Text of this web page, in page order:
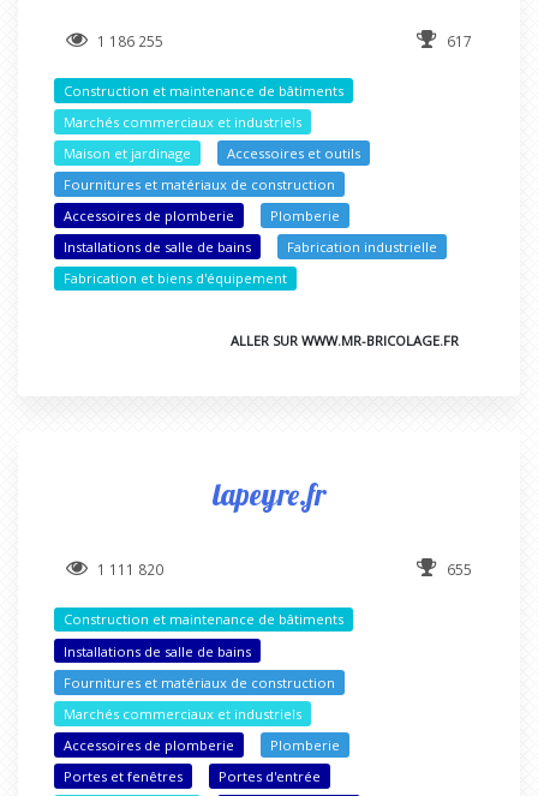
1 186 255 617
Construction et maintenance de bâtiments
Marchés commerciaux et industriels
Maison et jardinage
Accessoires et outils
Fournitures et matériaux de construction
Accessoires de plomberie
Plomberie
Installations de salle de bains
Fabrication industrielle
Fabrication et biens d'équipement
ALLER SUR WWW.MR-BRICOLAGE.FR
lapeyre.fr
1 111 820 655
Construction et maintenance de bâtiments
Installations de salle de bains
Fournitures et matériaux de construction
Marchés commerciaux et industriels
Accessoires de plomberie
Plomberie
Portes et fenêtres
Portes d'entrée